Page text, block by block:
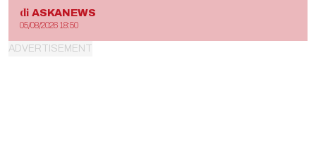
di ASKANEWS
05/08/2026 18:50